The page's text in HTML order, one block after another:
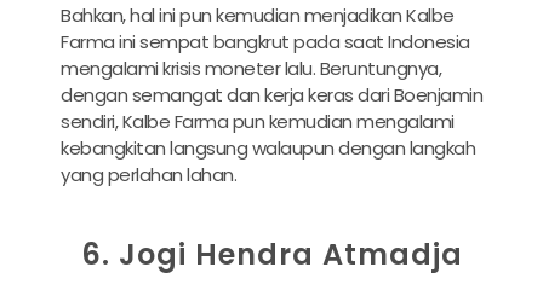
Bahkan, hal ini pun kemudian menjadikan Kalbe
Farma ini sempat bangkrut pada saat Indonesia
mengalami krisis moneter lalu. Beruntungnya,
dengan semangat dan kerja keras dari Boenjamin
sendiri, Kalbe Farma pun kemudian mengalami
kebangkitan langsung walaupun dengan langkah
yang perlahan lahan.
6. Jogi Hendra Atmadja